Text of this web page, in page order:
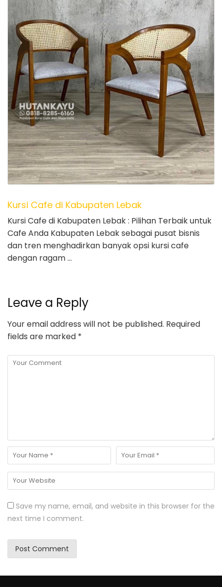
Kursi Cafe di Kabupaten Lebak
Kursi Cafe di Kabupaten Lebak : Pilihan Terbaik untuk
Cafe Anda Kabupaten Lebak sebagai pusat bisnis
dan tren menghadirkan banyak opsi kursi cafe
dengan ragam …
Leave a Reply
Your email address will not be published. Required
fields are marked *
Save my name, email, and website in this browser for the
next time I comment.